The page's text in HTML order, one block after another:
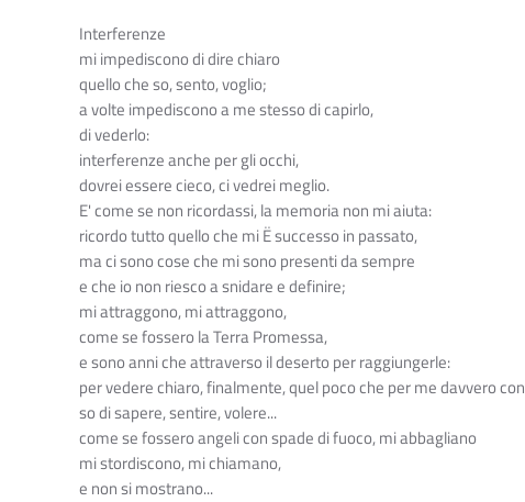
Interferenze
mi impediscono di dire chiaro
quello che so, sento, voglio;
a volte impediscono a me stesso di capirlo,
di vederlo:
interferenze anche per gli occhi,
dovrei essere cieco, ci vedrei meglio.
E' come se non ricordassi, la memoria non mi aiuta:
ricordo tutto quello che mi Ë successo in passato,
ma ci sono cose che mi sono presenti da sempre
e che io non riesco a snidare e definire;
mi attraggono, mi attraggono,
come se fossero la Terra Promessa,
e sono anni che attraverso il deserto per raggiungerle:
per vedere chiaro, finalmente, quel poco che per me davvero
so di sapere, sentire, volere...
come se fossero angeli con spade di fuoco, mi abbagliano
mi stordiscono, mi chiamano,
e non si mostrano...